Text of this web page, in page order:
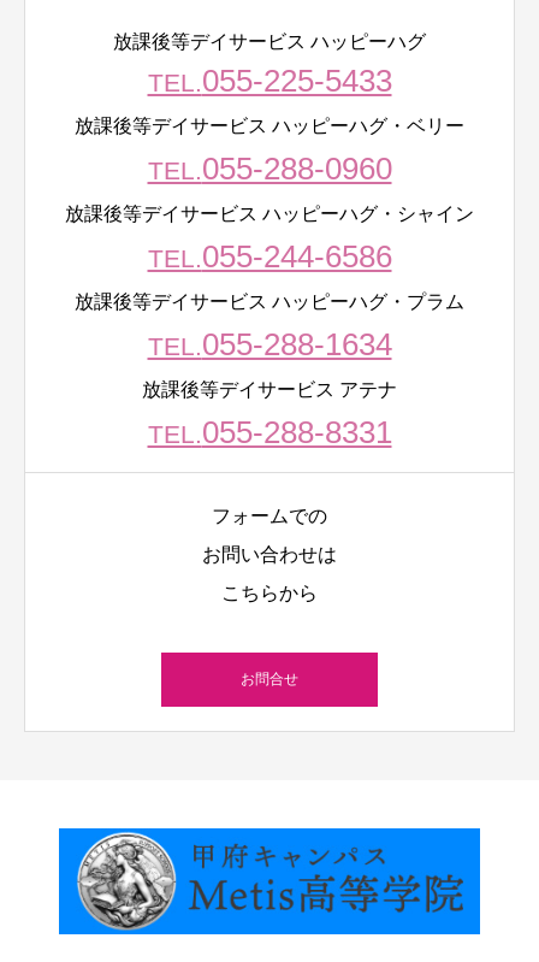
放課後等デイサービス ハッピーハグ
TEL.055-225-5433
放課後等デイサービス ハッピーハグ・ベリー
TEL.055-288-0960
放課後等デイサービス ハッピーハグ・シャイン
TEL.055-244-6586
放課後等デイサービス ハッピーハグ・プラム
TEL.055-288-1634
放課後等デイサービス アテナ
TEL.055-288-8331
フォームでの
お問い合わせは
こちらから
お問合せ